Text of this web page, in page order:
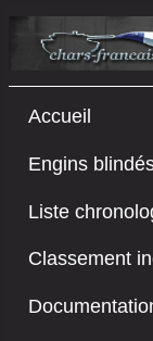
Accueil
Engins
Liste
Classement